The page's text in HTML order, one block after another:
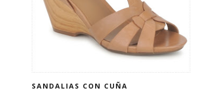
SANDALIAS CON CUÑA